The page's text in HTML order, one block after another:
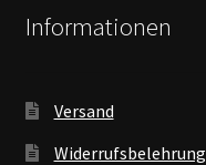
Informationen
Versand
Widerrufsbelehrung